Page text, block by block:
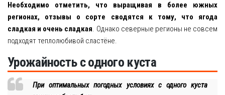
Необходимо отметить, что выращивая в более южных
регионах, отзывы о сорте сводятся к тому, что ягода
сладкая и очень сладкая. Однако северные регионы не совсем
подходят теплолюбивой сластёне.
Урожайность с одного куста
При оптимальных погодных условиях с одного куста